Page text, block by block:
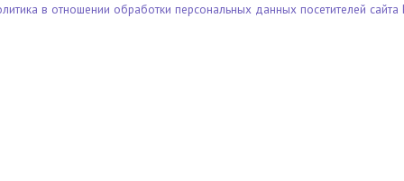
в отношении обработки персональных данных посетителей